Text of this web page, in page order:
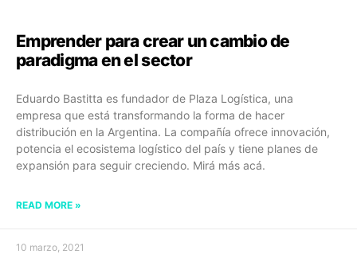
Emprender para crear un cambio de
paradigma en el sector
Eduardo Bastitta es fundador de Plaza Logística, una
empresa que está transformando la forma de hacer
distribución en la Argentina. La compañía ofrece innovación,
potencia el ecosistema logístico del país y tiene planes de
expansión para seguir creciendo. Mirá más acá.
READ MORE »
10 marzo, 2021